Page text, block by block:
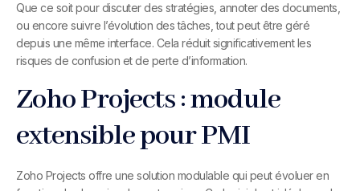
Que ce soit pour discuter des stratégies, annoter des documents,
ou encore suivre l’évolution des tâches, tout peut être géré
depuis une même interface. Cela réduit significativement les
risques de confusion et de perte d’information.
Zoho Projects : module
extensible pour PMI
Zoho Projects offre une solution modulable qui peut évoluer en